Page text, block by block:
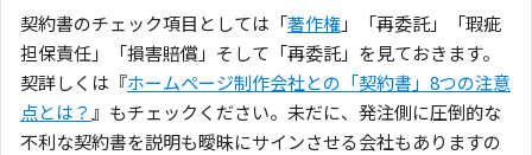
契約書のチェック項目としては「著作権」「再委託」「瑕疵
担保責任」「損害賠償」そして「再委託」を見ておきます。
契詳しくは『ホームページ制作会社との「契約書」8つの注意
点とは？ 』もチェックください。未だに、発注側に圧倒的な
不利な契約書を説明も曖昧にサインさせる会社もありますの